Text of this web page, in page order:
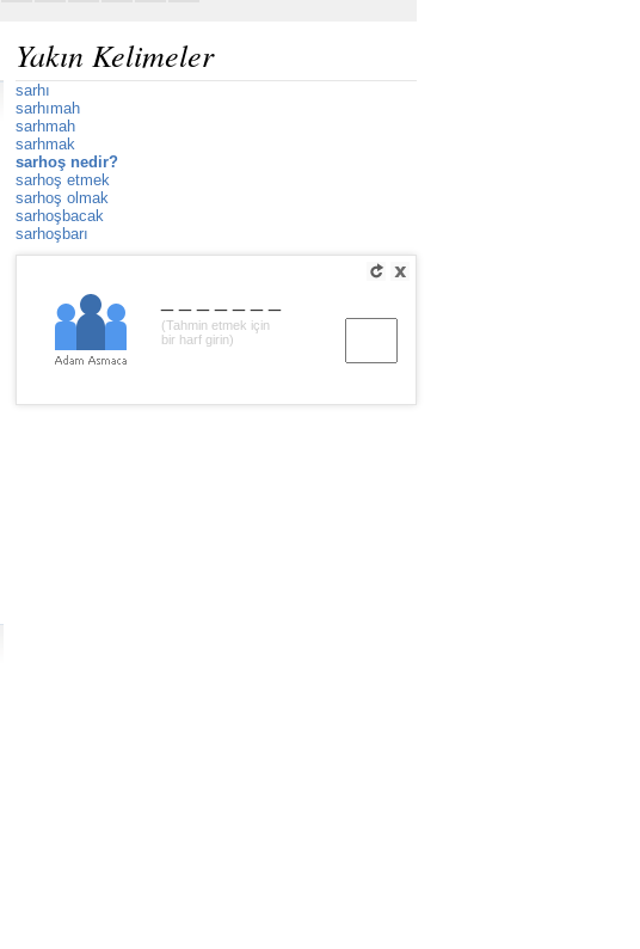
Yakın Kelimeler
sarhı
sarhımah
sarhmah
sarhmak
sarhoş nedir?
sarhoş etmek
sarhoş olmak
sarhoşbacak
sarhoşbarı
(Tahmin etmek için
bir harf girin)